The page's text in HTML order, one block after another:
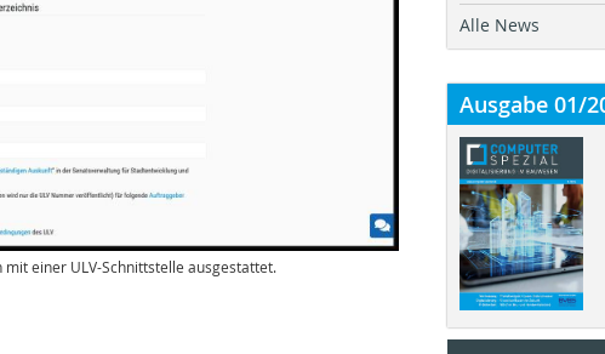
einer ULV-Schnittstelle ausgestattet.
Alle News
Ausgabe 01/